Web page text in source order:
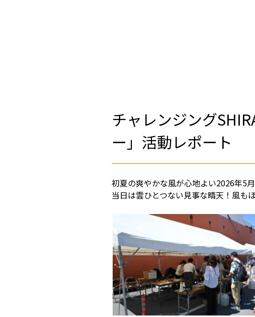
チャレンジング
ー」活動レポート
初夏の爽やかな風が心地よい2026年5
当日は雲ひとつない見事な晴天！風も